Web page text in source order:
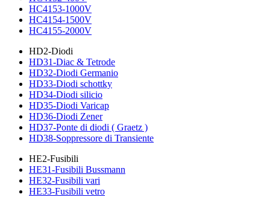
HC4153-1000V
HC4154-1500V
HC4155-2000V
HD2-Diodi
HD31-Diac & Tetrode
HD32-Diodi Germanio
HD33-Diodi schottky
HD34-Diodi silicio
HD35-Diodi Varicap
HD36-Diodi Zener
HD37-Ponte di diodi ( Graetz )
HD38-Soppressore di Transiente
HE2-Fusibili
HE31-Fusibili Bussmann
HE32-Fusibili vari
HE33-Fusibili vetro